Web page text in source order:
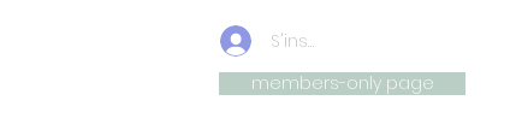
S'inscrire/connexion
members-only page